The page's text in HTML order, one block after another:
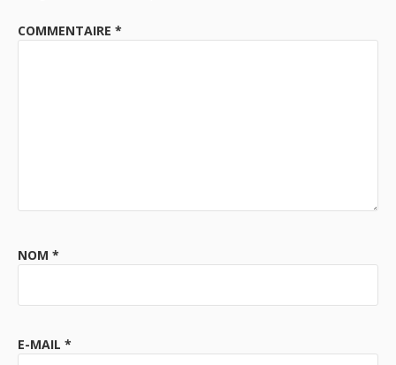
COMMENTAIRE *
NOM *
E-MAIL *